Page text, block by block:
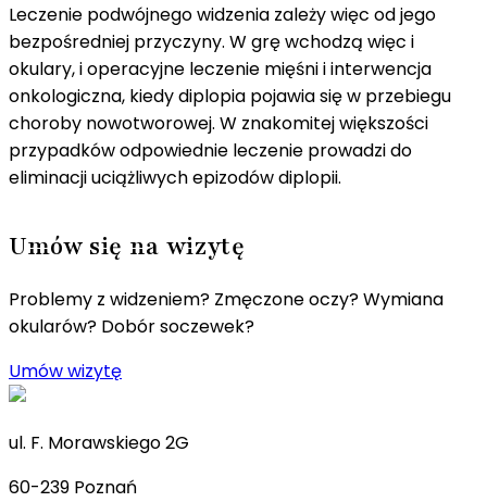
Leczenie podwójnego widzenia zależy więc od jego
bezpośredniej przyczyny. W grę wchodzą więc i
okulary, i operacyjne leczenie mięśni i interwencja
onkologiczna, kiedy diplopia pojawia się w przebiegu
choroby nowotworowej. W znakomitej większości
przypadków odpowiednie leczenie prowadzi do
eliminacji uciążliwych epizodów diplopii.
Umów się na wizytę
Problemy z widzeniem? Zmęczone oczy? Wymiana
okularów? Dobór soczewek?
Umów wizytę
ul. F. Morawskiego 2G
60-239 Poznań